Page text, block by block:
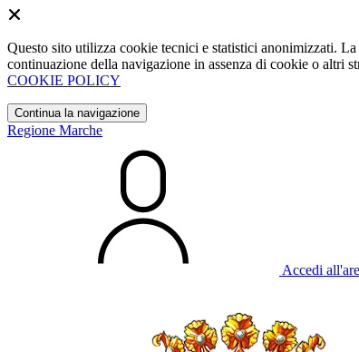
Questo sito utilizza cookie tecnici e statistici anonimizzati.
continuazione della navigazione in assenza di cookie o altri
COOKIE POLICY
Continua la navigazione
Regione Marche
Accedi